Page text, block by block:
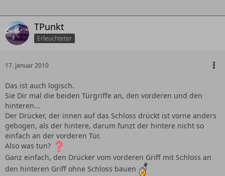
TPunkt
Erleuchteter
17. Januar 2010
Das ist auch logisch.
Sie Dir mal die beiden Türgriffe an, den vorderen und den
hinteren...
Der Drücker, der innen auf das Schloss drückt ist vorne anders
gebogen, als der hintere, darum funzt der hintere nicht so
einfach an der vorderen Tür.
Also was tun?
Ganz einfach, den Drücker vom vorderen Griff mit Schloss an
den hinteren Griff ohne Schloss bauen